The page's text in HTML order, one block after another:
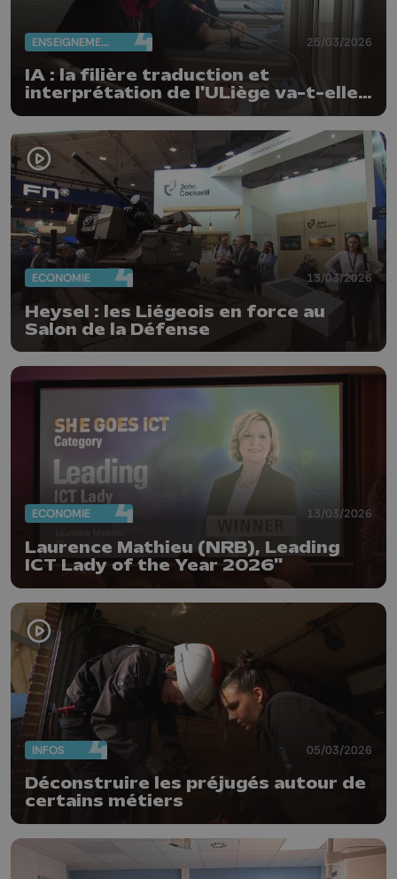
ENSEIGNEMENT 25/03/2026
IA : la filière traduction et
interprétation de l'ULiège va-t-elle
ECONOMIE 13/03/2026
Heysel : les Liégeois en force au
Salon de la Défense
ECONOMIE 13/03/2026
Laurence Mathieu (NRB), Leading
ICT Lady of the Year 2026"
INFOS 05/03/2026
Déconstruire les préjugés autour de
certains métiers